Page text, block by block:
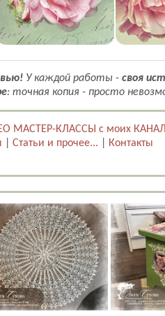
У каждой работы - своя
: точная копия - просто
МАСТЕР-КЛАССЫ с моих
Статьи и прочее...
Контакты